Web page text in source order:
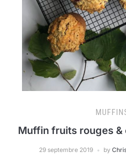
Muffin fruits rouges
29 septembre 2019 by